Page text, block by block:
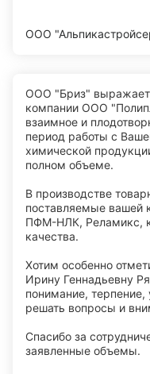
ООО
ООО "Бриз" выражает
компании ООО
взаимное и
период работы с
химической
полном объеме.
В производстве
поставляемые вашей
ПФМ-НЛК, Реламикс,
качества.
Хотим особенно
Ирину Геннадьевну
понимание,
решать вопросы и
Спасибо за
заявленные объемы.